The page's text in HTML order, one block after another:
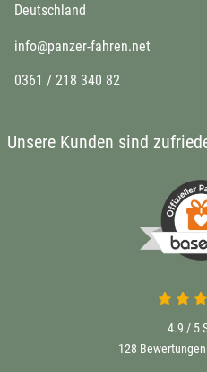
Deutschland
info@panzer-fahren.net
0361 / 218 340 82
Unsere Kunden sind
4.9 / 5
128